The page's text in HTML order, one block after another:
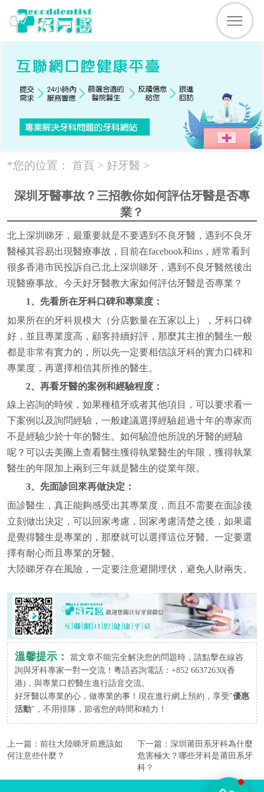
*您的位置： 首頁 > 好牙醫 >
深圳牙醫事故？三招教你如何評估牙醫是否專
業？
北上深圳睇牙，最重要就是不要遇到不良牙醫，遇到不良牙
醫極其容易出現醫療事故，目前在facebook和ins，經常看到
很多香港市民投訴自己北上深圳睇牙，遇到不良牙醫然後出
現醫療事故。今天好牙醫教大家如何評估牙醫是否專業？
1、先看所在牙科口碑和專業度：
如果所在的牙科規模大（分店數量在五家以上），牙科口碑
好，並且專業度高，顧客持續好評，那麼其主推的醫生一般
都是非常有實力的，所以先一定要相信該牙科的實力口碑和
專業度，再選擇相信其所推的醫生。
2、再看牙醫的案例和經驗程度：
線上咨詢的時候，如果種植牙或者其他項目，可以要求看一
下案例以及詢問經驗，一般建議選擇經驗超過十年的專家而
不是經驗少於十年的醫生。如何驗證他所說的牙醫的經驗
呢？可以去美團上查看醫生獲得執業醫生的年限，獲得執業
醫生的年限加上兩到三年就是醫生的從業年限。
3、先面診回來再做決定：
面診醫生，真正能夠感受出其專業度，而且不需要在面診後
立刻做出決定，可以回家考慮，回家考慮清楚之後，如果還
是覺得醫生是專業的，那麼就可以選擇這位牙醫。一定要選
擇有耐心而且專業的牙醫。
大陸睇牙存在風險，一定要注意避開埋伏，避免人財兩失。
溫馨提示：
當文章不能完全解決您的問題時，請點擊在線咨
詢與牙科專家一對一交流！粵語咨詢電話：+852 66372630(香
港)，與專業口腔醫生進行語音交流。
好牙醫以專業的心，做專業的事！現在進行網上預約，享受"優惠
活動"，不用排隊，節省您的時間和精力！
上一篇： 前往大陸睇牙前應該如
何注意些什麼？
下一篇： 深圳莆田系牙科為什麼
危害極大？哪些牙科是莆田系牙
科？